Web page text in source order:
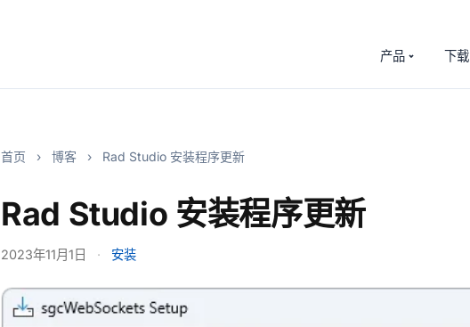
产品 下载
首页 › 博客 › Rad Studio 安装程序更新
Rad Studio 安装程序更新
2023年11月1日 · 安装